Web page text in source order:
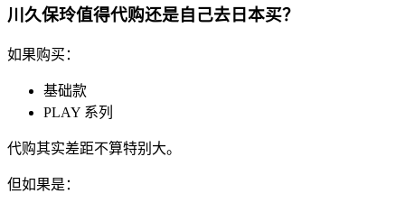
川久保玲值得代购还是自己去日本买？
如果购买：
基础款
PLAY 系列
代购其实差距不算特别大。
但如果是：